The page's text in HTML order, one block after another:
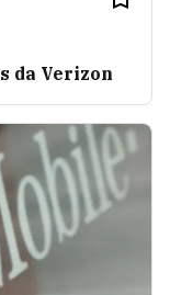
da Verizon